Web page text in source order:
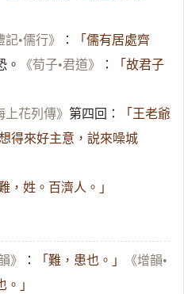
記•儒行》 ：
「儒有居處齊
《荀子•君道》 ：
「故君子
上花列傳》 第四回：
「王老爺
得來好主意，説來噪城
難，姓。百濟人。」
》 ： 「難，患也。」
《增韻•
。」